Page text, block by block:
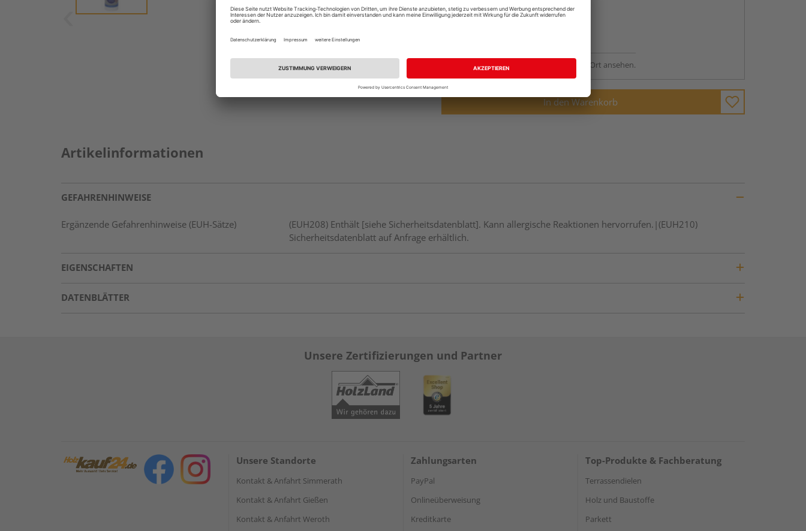
Beim Händler abholen
Verfügbar in der Ausstellung - vor Ort ansehen.
In den Warenkorb
Artikelinformationen
GEFAHRENHINWEISE
Ergänzende Gefahrenhinweise (EUH-Sätze)
(EUH208) Enthält [siehe Sicherheitsdatenblatt]. Kann allergische Reaktionen hervorrufen.|(EUH210)
Sicherheitsdatenblatt auf Anfrage erhältlich.
EIGENSCHAFTEN
DATENBLÄTTER
Unsere Zertifizierungen und Partner
Unsere Standorte
Kontakt & Anfahrt Simmerath
Kontakt & Anfahrt Gießen
Kontakt & Anfahrt Weroth
Zahlungsarten
PayPal
Onlineüberweisung
Kreditkarte
Top-Produkte & Fachberatung
Terrassendielen
Holz und Baustoffe
Parkett